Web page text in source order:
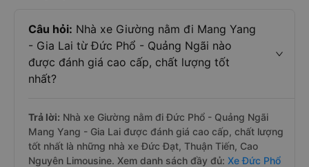
Câu hỏi: Nhà xe Giường nằm đi Mang Yang
- Gia Lai từ Đức Phổ - Quảng Ngãi nào
được đánh giá cao cấp, chất lượng tốt
nhất?
Trả lời: Nhà xe Giường nằm đi Đức Phổ - Quảng Ngãi
Mang Yang - Gia Lai được đánh giá cao cấp, chất lượng
tốt nhất là những nhà xe Đức Đạt, Thuận Tiến, Cao
Nguyên Limousine. Xem danh sách đầy đủ: Xe Đức Phổ